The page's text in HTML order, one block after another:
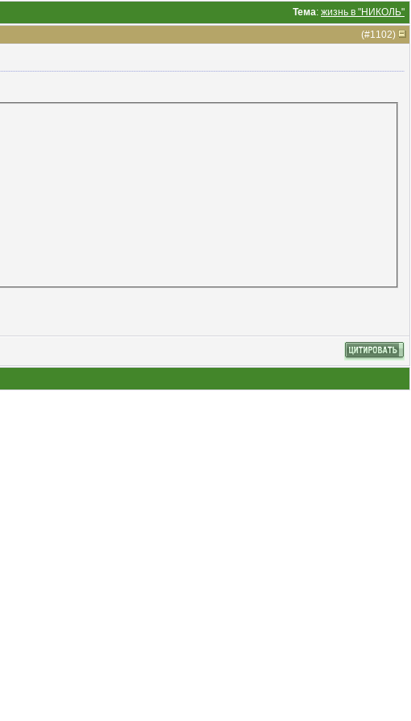
Тема: жизнь в "НИКОЛЬ"
(#1102)